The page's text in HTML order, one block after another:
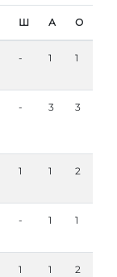
Ш А О
- 1 1
- 3 3
1 1 2
- 1 1
1 1 2